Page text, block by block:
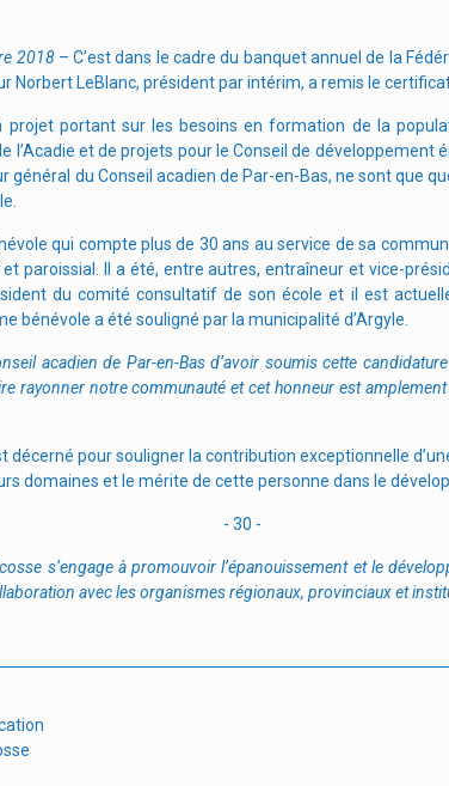
2018 –C’est dans le cadre du banquet annuel de la
Norbert LeBlanc, président par intérim, a remis le
projet portant sur les besoins en formation de la
l’Acadie et de projets pour le Conseil de
général du Conseil acadien de Par-en-Bas, ne sont que
qui compte plus de 30 ans au service de sa
paroissial. Il a été, entre autres, entraîneur et vice-
du comité consultatif de son école et il est
bénévole a été souligné par la municipalité d’Argyle.
acadien de Par-en-Bas d’avoir soumis cette
rayonner notre communauté et cet honneur est
pour souligner la contribution exceptionnelle
domaines et le mérite de cette personne dans le
- 30 -
cosse s’engage à promouvoir l’épanouissement et le
avec les organismes régionaux, provinciaux et